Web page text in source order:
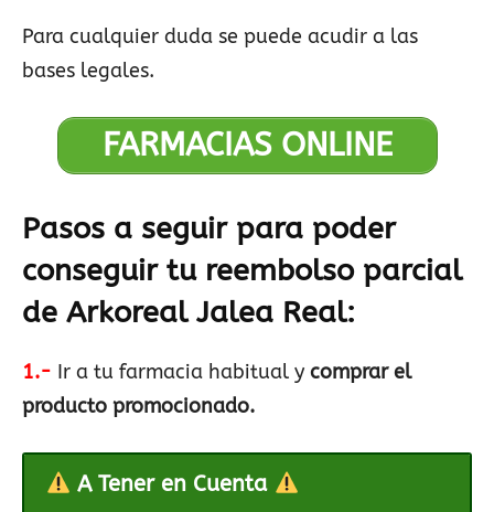
Para cualquier duda se puede acudir a las
bases legales.
FARMACIAS ONLINE
Pasos a seguir para poder
conseguir tu reembolso parcial
de Arkoreal Jalea Real:
1.- Ir a tu farmacia habitual y comprar el
producto promocionado.
A Tener en Cuenta